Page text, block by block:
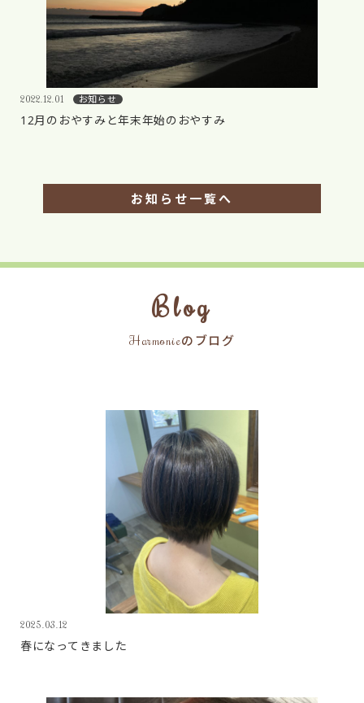
2022.12.01 お知らせ
12月のおやすみと年末年始のおやすみ
お知らせ一覧へ
Blog
Harmonieのブログ
2025.03.12
春になってきました